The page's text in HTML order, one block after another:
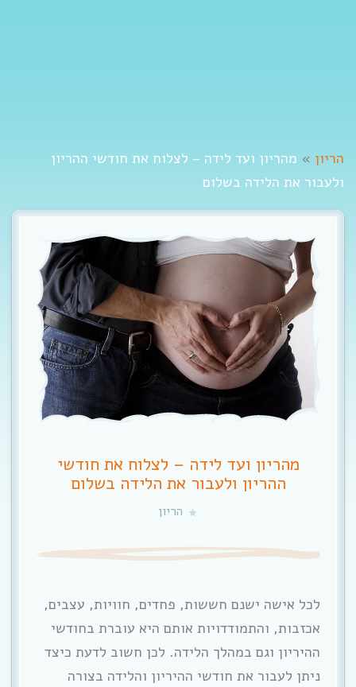
הריון » מהריון ועד לידה – לצלוח את חודשי ההריון
ולעבור את הלידה בשלום
מהריון ועד לידה – לצלוח את חודשי
ההריון ולעבור את הלידה בשלום
הריון
לכל אישה ישנם חששות, פחדים, חוויות, עצבים,
אכזבות, והתמודדויות אותם היא עוברת בחודשי
ההיריון וגם במהלך הלידה. לכן חשוב לדעת כיצד
ניתן לעבור את חודשי ההיריון והלידה בצורה